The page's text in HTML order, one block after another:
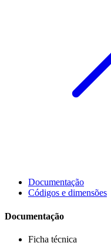
Documentação
Códigos e dimensões
Documentação
Ficha técnica